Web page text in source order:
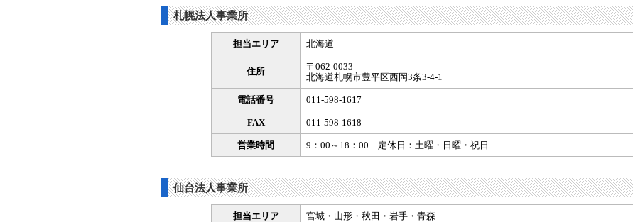
札幌法人事業所
担当エリア 北海道
住所
〒062-0033
北海道札幌市豊平区西岡3条3-4-1
電話番号 011-598-1617
FAX 011-598-1618
営業時間 9：00～18：00 定休日：土曜・日曜・祝日
仙台法人事業所
担当エリア 宮城・山形・秋田・岩手・青森